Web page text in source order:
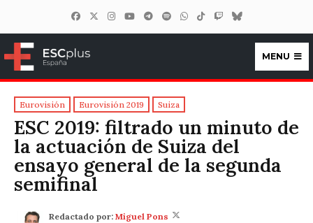
ESCplus España
MENU
Eurovisión Eurovisión 2019 Suiza
ESC 2019: filtrado un minuto de
la actuación de Suiza del
ensayo general de la segunda
semifinal
Redactado por: Miguel Pons